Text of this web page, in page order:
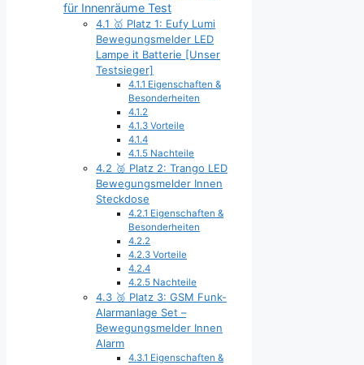
für Innenräume Test
4.1 🥇 Platz 1: Eufy Lumi
Bewegungsmelder LED
Lampe it Batterie [Unser
Testsieger]
4.1.1 Eigenschaften &
Besonderheiten
4.1.2
4.1.3 Vorteile
4.1.4
4.1.5 Nachteile
4.2 🥈 Platz 2: Trango LED
Bewegungsmelder Innen
Steckdose
4.2.1 Eigenschaften &
Besonderheiten
4.2.2
4.2.3 Vorteile
4.2.4
4.2.5 Nachteile
4.3 🥉 Platz 3: GSM Funk-
Alarmanlage Set –
Bewegungsmelder Innen
Alarm
4.3.1 Eigenschaften &